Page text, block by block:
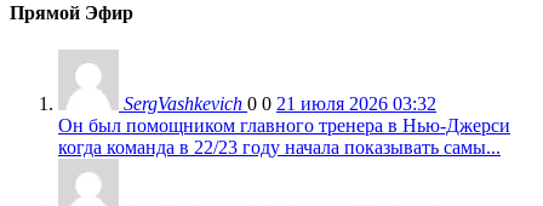
Прямой Эфир
SergVashkevich 0 0 21 июля 2026 03:32
Он был помощником главного тренера в Нью-Джерси
когда команда в 22/23 году начала показывать самы...